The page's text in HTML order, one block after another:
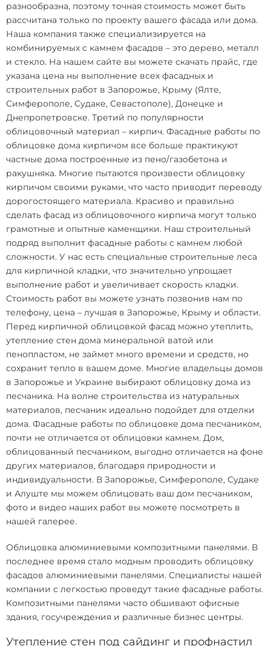
разнообразна, поэтому точная стоимость может быть
рассчитана только по проекту вашего фасада или дома.
Наша компания также специализируется на
комбинируемых с камнем фасадов – это дерево, металл
и стекло. На нашем сайте вы можете скачать прайс, где
указана цена ны выполнение всех фасадных и
строительных работ в Запорожье, Крыму (Ялте,
Симферополе, Судаке, Севастополе), Донецке и
Днепропетровске. Третий по популярности
облицовочный материал – кирпич. Фасадные работы по
облицовке дома кирпичом все больше практикуют
частные дома построенные из пено/газобетона и
ракушняка. Многие пытаются произвести облицовку
кирпичом своими руками, что часто приводит переводу
дорогостоящего материала. Красиво и правильно
сделать фасад из облицовочного кирпича могут только
грамотные и опытные каменщики. Наш строительный
подряд выполнит фасадные работы с камнем любой
сложности. У нас есть специальные строительные леса
для кирпичной кладки, что значительно упрощает
выполнение работ и увеличивает скорость кладки.
Стоимость работ вы можете узнать позвонив нам по
телефону, цена – лучшая в Запорожье, Крыму и области.
Перед кирпичной облицовкой фасад можно утеплить,
утепление стен дома минеральной ватой или
пенопластом, не займет много времени и средств, но
сохранит тепло в вашем доме. Многие владельцы домов
в Запорожье и Украине выбирают облицовку дома из
песчаника. На волне строительства из натуральных
материалов, песчаник идеально подойдет для отделки
дома. Фасадные работы по облицовке дома песчаником,
почти не отличается от облицовки камнем. Дом,
облицованный песчаником, выгодно отличается на фоне
других материалов, благодаря природности и
индивидуальности. В Запорожье, Симферополе, Судаке
и Алуште мы можем облицовать ваш дом песчаником,
фото и видео наших работ вы можете посмотреть в
нашей галерее.
Облицовка алюминиевыми композитными панелями. В
последнее время стало модным проводить облицовку
фасадов алюминиевыми панелями. Специалисты нашей
компании с легкостью проведут такие фасадные работы.
Композитными панелями часто обшивают офисные
здания, госучреждения и различные бизнес центры.
Утепление стен под сайдинг и профнастил